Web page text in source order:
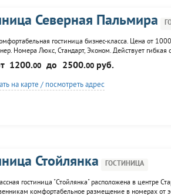
Северная Пальмира
гостиница бизнес-класса. Цена от
Номера Люкс, Стандарт, Эконом. Действует гибкая
1200.00 до 2500.00руб.
на карте / посмотреть адрес
Стойлянка ГОСТИНИЦА
гостиница "Стойлянка" расположена в центре
комфортабельное размещение в номерах от